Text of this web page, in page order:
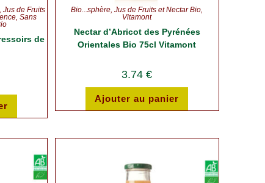
Jus de Fruits
Sans
de
Bio...sphère ,Jus de Fruits et Nectar Bio
Vitamont
Nectar d’Abricot des Pyrénées
Orientales Bio 75cl Vitamont
3.74€
Ajouter au panier